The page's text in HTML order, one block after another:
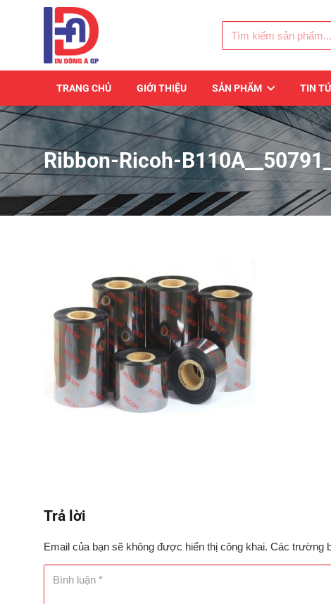
TRANG CHỦ GIỚI THIỆU SẢN PHẨM TIN
Ribbon-Ricoh-
Trả lời
Email của bạn sẽ không được hiển thị công khai. Các trường